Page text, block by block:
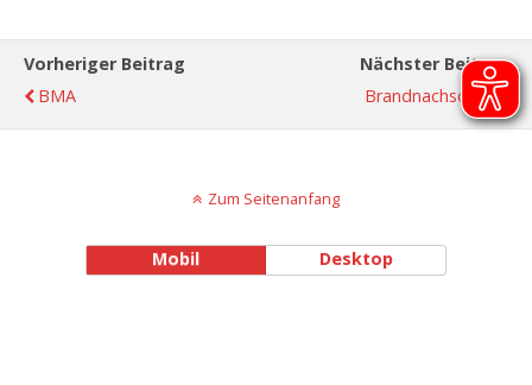
Vorheriger Beitrag
BMA
Nächster Beitrag
Brandnachschau
Zum Seitenanfang
Mobil Desktop